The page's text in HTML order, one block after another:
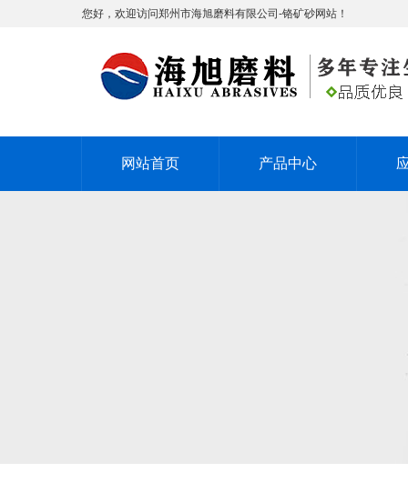
您好，欢迎访问郑州市海旭磨料有限公司-铬矿砂网站！
网站首页 产品中心